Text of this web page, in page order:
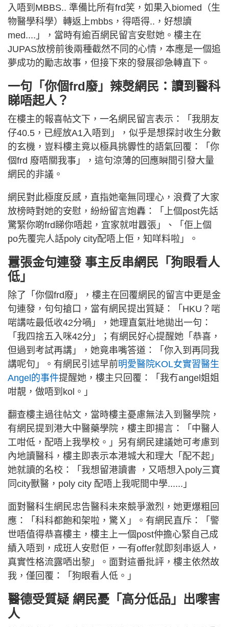
入唔到MBBS.. 準備比所有frd笑，如果入biomed（生
物醫學科學）轉返上mbbs，得唔得..，好想讀
med....」，當時有逾百網民留言安慰她。樓主在
JUPAS放榜前後兩種截然不同的心情，本應是一個追
夢成功的勵志故事，但接下來的發展卻急轉直下。
一句「你個frd廢」辣㷫網民：讀到醫科
睇唔起人？
在樓主的報喜帖文下，一名網民留言表示：「我朋友
仔40.5，已經放A1入唔到」，似乎是想探討收生分數
的玄機，豈料樓主竟以極具挑釁性的語氣回覆：「你
個frd 廢唔關我事」，這句涼薄的回應瞬間引發大量
網民的非議。
網民對此極度反感，直指她毫無同理心，浪費了大家
放榜時對她的安慰，紛紛留言炮轟：「上個post先話
驚緊你啲frd睇你唔起，宜家就咁囂張」、「佢上個
po先覆完人話poly city配唔上佢，知咩料啦」。
囂張金句連發 事主反串網民「狗眼看人
低」
除了「你個frd廢」，樓主在回覆網民的留言中更是金
句連發，句句搶口，當有網民提出質疑：「HKU？啱
啱講咗最低收42分喎」，她理直氣壯地拋出一句：
「我四捨五入咪42分」；有網民好心提醒她「恭喜，
但過到考試再講」，她竟串嘴答道：「你入到再同我
講呢句」。有網民引述早前明愛醫院KOL女實習醫生
Angel的事件提醒她，樓主只回覆：「我冇angel姐姐
咁靚，做唔到kol。」
翻查樓主過往帖文，當時樓主憂慮無法入到醫學院，
有網民提到港大中醫藥學院，樓主即揚言：「中醫人
工咁低，配唔上我學校。」另有網民建議她可考慮到
內地讀醫科，樓主即表示本港城大和理大「配不起」
她就讀的名校：「我想留港讀書 ，又唔想入poly三寶
同city獸醫，poly city 配唔上我呢間中學......」
面對醫科生網民忠告醫科未來競爭激烈，她更爆粗回
應：「科科都飽和架啦，驚Ｘ」。有網民直斥：「警
世唔值得恭喜樓主，樓主上一個post仲擔心緊自己成
績入唔到，成班人安慰佢，一有offer就即刻串返人，
真實性格流露哂出黎」。面對這番批評，樓主依然故
我，僅回覆：「狗眼看人低。」
醫德受質疑 網民憂「高分低品」出嚟害
人